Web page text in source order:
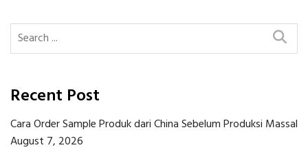
Recent Post
Cara Order Sample Produk dari China Sebelum Produksi Massal
August 7, 2026